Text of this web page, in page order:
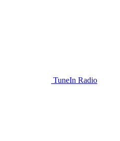
TuneIn Radio